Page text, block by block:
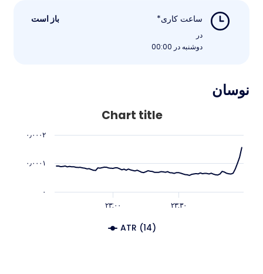
ساعت کاری* باز است
در
دوشنبه در 00:00
نوسان
Chart title
ATR (14)
۲۳:۰۰ ۲۳:۳۰
۰
۰٫۰۰۰۱
۰٫۰۰۰۲